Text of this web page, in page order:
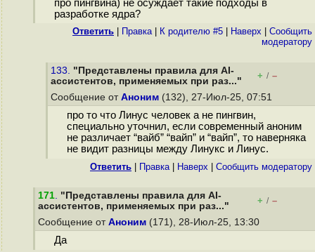
про пингвина) не осуждает такие подходы в
разработке ядра?
Ответить Правка| К родителю #5 Наверх
Cообщить
модератору
133. "Представлены правила для AI-
ассистентов, применяемых при раз..."
+ / –
Сообщение от Аноним (132), 27-Июл-25, 07:51
про то что Линус человек а не пингвин,
специально уточнил, если современный аноним
не различает “вайб” “вайп” и “вайп”, то наверняка
не видит разницы между Линукс и Линус.
Ответить Правка| Наверх Cообщить модератору
171. "Представлены правила для AI-
ассистентов, применяемых при раз..."
+ / –
Сообщение от Аноним (171), 28-Июл-25, 13:30
Да